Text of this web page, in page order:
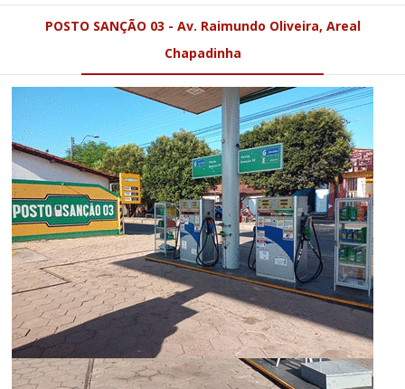
POSTO SANÇÃO 03 - Av. Raimundo Oliveira, Areal
Chapadinha